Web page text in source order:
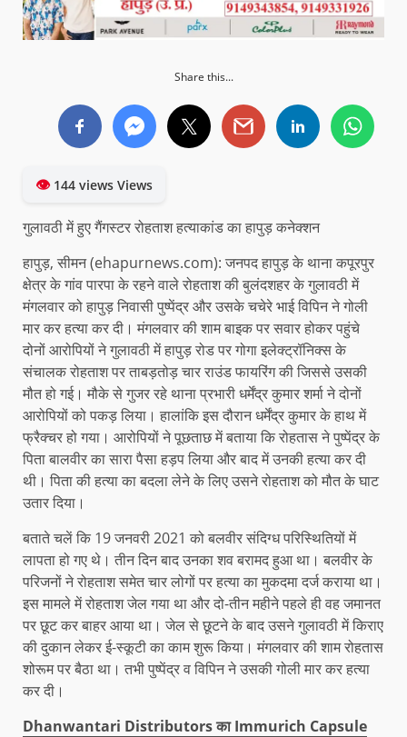
Share this...
👁144 views Views
गुलावठी में हुए गैंगस्टर रोहताश हत्याकांड का हापुड़ कनेक्शन
हापुड़, सीमन (ehapurnews.com): जनपद हापुड़ के थाना कपूरपुर
क्षेत्र के गांव पारपा के रहने वाले रोहताश की बुलंदशहर के गुलावठी में
मंगलवार को हापुड़ निवासी पुष्पेंद्र और उसके चचेरे भाई विपिन ने गोली
मार कर हत्या कर दी। मंगलवार की शाम बाइक पर सवार होकर पहुंचे
दोनों आरोपियों ने गुलावठी में हापुड़ रोड पर गोगा इलेक्ट्रॉनिक्स के
संचालक रोहताश पर ताबड़तोड़ चार राउंड फायरिंग की जिससे उसकी
मौत हो गई। मौके से गुजर रहे थाना प्रभारी धर्मेंद्र कुमार शर्मा ने दोनों
आरोपियों को पकड़ लिया। हालांकि इस दौरान धर्मेंद्र कुमार के हाथ में
फ्रैक्चर हो गया। आरोपियों ने पूछताछ में बताया कि रोहतास ने पुष्पेंद्र के
पिता बालवीर का सारा पैसा हड़प लिया और बाद में उनकी हत्या कर दी
थी। पिता की हत्या का बदला लेने के लिए उसने रोहताश को मौत के घाट
उतार दिया।
बताते चलें कि 19 जनवरी 2021 को बलवीर संदिग्ध परिस्थितियों में
लापता हो गए थे। तीन दिन बाद उनका शव बरामद हुआ था। बलवीर के
परिजनों ने रोहताश समेत चार लोगों पर हत्या का मुकदमा दर्ज कराया था।
इस मामले में रोहताश जेल गया था और दो-तीन महीने पहले ही वह जमानत
पर छूट कर बाहर आया था। जेल से छूटने के बाद उसने गुलावठी में किराए
की दुकान लेकर ई-स्कूटी का काम शुरू किया। मंगलवार की शाम रोहतास
शोरूम पर बैठा था। तभी पुष्पेंद्र व विपिन ने उसकी गोली मार कर हत्या
कर दी।
Dhanwantari Distributors का Immurich Capsule